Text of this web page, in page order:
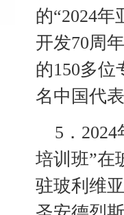
的“2024
开发70周
的150多位
名中国代
5 ．
培训班”在
驻玻利维